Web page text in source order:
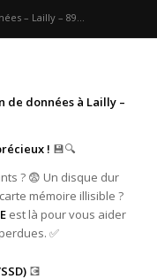
– Lailly – 89...
de données à Lailly –
! 💾🔍
? 😨 Un disque dur
mémoire illisible ?
est là pour vous aider
✅
💽